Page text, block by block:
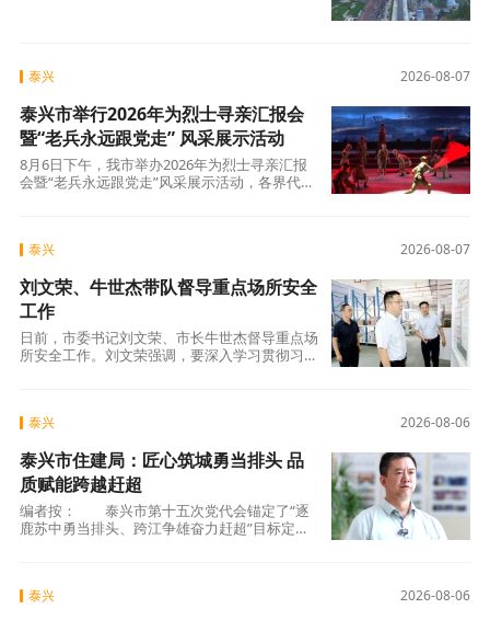
2026-08-07
泰兴
泰兴市举行2026年为烈士寻亲汇报会
暨“老兵永远跟党走” 风采展示活动
8月6日下午，我市举办2026年为烈士寻亲汇报
会暨“老兵永远跟党走”风采展示活动，各界代表
2026-08-07
泰兴
刘文荣、牛世杰带队督导重点场所安全
工作
日前，市委书记刘文荣、市长牛世杰督导重点场
所安全工作。刘文荣强调，要深入学习贯彻习近
2026-08-06
泰兴
泰兴市住建局：匠心筑城勇当排头 品
质赋能跨越赶超
编者按： 泰兴市第十五次党代会锚定了“逐
鹿苏中勇当排头、跨江争雄奋力赶超”目标定
2026-08-06
泰兴